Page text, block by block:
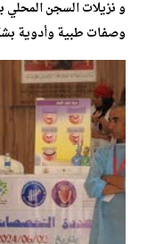
و نزيلات السجن
وصفات طبية وأدوية